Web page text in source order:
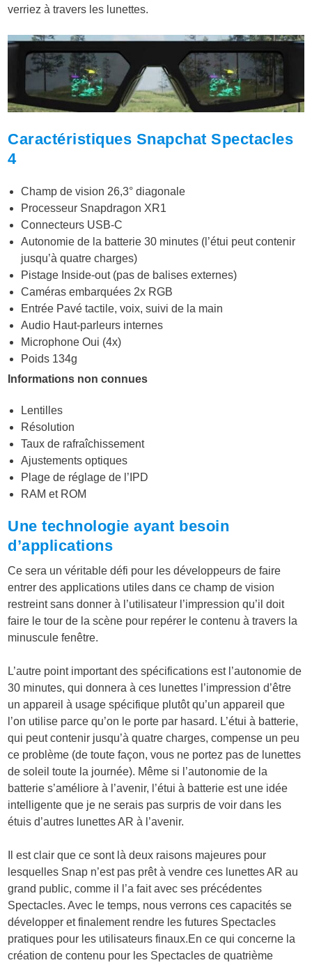
verriez à travers les lunettes.
Caractéristiques Snapchat Spectacles
4
Champ de vision 26,3° diagonale
Processeur Snapdragon XR1
Connecteurs USB-C
Autonomie de la batterie 30 minutes (l’étui peut contenir
jusqu’à quatre charges)
Pistage Inside-out (pas de balises externes)
Caméras embarquées 2x RGB
Entrée Pavé tactile, voix, suivi de la main
Audio Haut-parleurs internes
Microphone Oui (4x)
Poids 134g
Informations non connues
Lentilles
Résolution
Taux de rafraîchissement
Ajustements optiques
Plage de réglage de l’IPD
RAM et ROM
Une technologie ayant besoin
d’applications
Ce sera un véritable défi pour les développeurs de faire
entrer des applications utiles dans ce champ de vision
restreint sans donner à l’utilisateur l’impression qu’il doit
faire le tour de la scène pour repérer le contenu à travers la
minuscule fenêtre.
L’autre point important des spécifications est l’autonomie de
30 minutes, qui donnera à ces lunettes l’impression d’être
un appareil à usage spécifique plutôt qu’un appareil que
l’on utilise parce qu’on le porte par hasard. L’étui à batterie,
qui peut contenir jusqu’à quatre charges, compense un peu
ce problème (de toute façon, vous ne portez pas de lunettes
de soleil toute la journée). Même si l’autonomie de la
batterie s’améliore à l’avenir, l’étui à batterie est une idée
intelligente que je ne serais pas surpris de voir dans les
étuis d’autres lunettes AR à l’avenir.
Il est clair que ce sont là deux raisons majeures pour
lesquelles Snap n’est pas prêt à vendre ces lunettes AR au
grand public, comme il l’a fait avec ses précédentes
Spectacles. Avec le temps, nous verrons ces capacités se
développer et finalement rendre les futures Spectacles
pratiques pour les utilisateursfinaux.En ce qui concerne la
création de contenu pour les Spectacles de quatrième